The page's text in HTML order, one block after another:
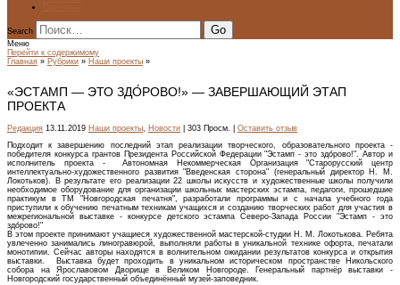
Search
Меню
Перейти к содержимому
Главная » Рубрики » Наши проекты »
«ЭСТАМП — ЭТО ЗДО́РОВО!» — ЗАВЕРШАЮЩИЙ ЭТАП
ПРОЕКТА
Редакция 13.11.2019 Наши проекты, Новости | 303 Просм. | Оставить отзыв
Подходит к завершению последний этап реализации творческого, образовательного проекта -
победителя конкурса грантов Президента Российской Федерации "Эстамп - это здо́рово!". Автор и
исполнитель проекта - Автономная Некоммерческая Организация "Старорусский центр
интеллектуально-художественного развития "Введенская сторона" (генеральный директор Н. М.
Локотьков). В результате его реализации 22 школы искусств и художественные школы получили
необходимое оборудование для организации школьных мастерских эстампа, педагоги, прошедшие
практикум в ТМ "Новгородская печатня", разработали программы и с начала учебного года
приступили к обучению печатным техникам учащихся и созданию творческих работ для участия в
межрегиональной выставке - конкурсе детского эстампа Северо-Запада России "Эстамп - это
здо́рово!"
В этом проекте принимают учащиеся художественной мастерской-студии Н. М. Локотькова. Ребята
увлеченно занимались линогравюрой, выполняли работы в уникальной технике офорта, печатали
монотипии. Сейчас авторы находятся в волнительном ожидании результатов конкурса и открытия
выставки. Выставка будет проходить в уникальном историческом пространстве Никольского
собора на Ярославовом Дворище в Великом Новгороде. Генеральный партнёр выставки -
Новгородский государственный объединённый музей-заповедник.